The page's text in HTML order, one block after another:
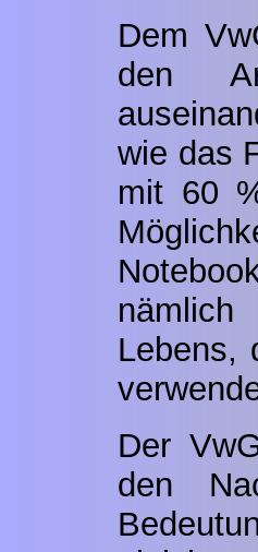
Dem
den
wie das
mit 60
Lebens,
Der
den